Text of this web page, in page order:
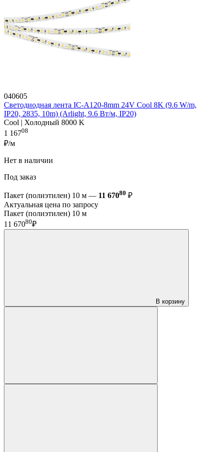
040605
Светодиодная лента IC-A120-8mm 24V Cool 8K (9.6 W/m,
IP20, 2835, 10m) (Arlight, 9.6 Вт/м, IP20)
Cool | Холодный 8000 K
1 16708
₽/м
Нет в наличии
Под заказ
Пакет (полиэтилен) 10 м — 11 67080 ₽
Актуальная цена по запросу
Пакет (полиэтилен) 10 м
11 67080₽
В корзину